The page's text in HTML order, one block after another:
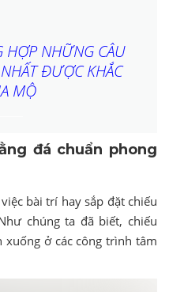
HỢP NHỮNG CÂU
ĐƯỢC KHẮC
MỘ
đá chuẩn phong
bài trí hay sắp đặt chiếu
chúng ta đã biết, chiếu
ở các công trình tâm